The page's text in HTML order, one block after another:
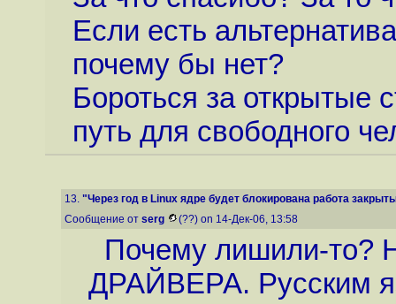
Если есть
почему бы нет?
Бороться за открытые
путь для свободного
13. "Через год в Linux ядре будет блокирована работа
Сообщение от serg (??) on 14-Дек-06, 13:58
Почему лишили-то?
ДРАЙВЕРА. Русским